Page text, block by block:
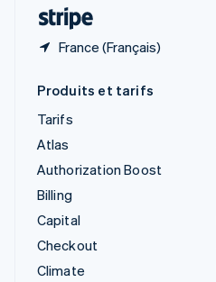
France (Français)
Produits et tarifs
Tarifs
Atlas
Authorization Boost
Billing
Capital
Checkout
Climate